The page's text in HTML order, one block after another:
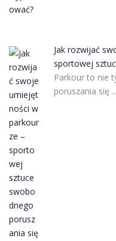
Jak rozwijać
sportowej
Parkour to nie
poruszania się